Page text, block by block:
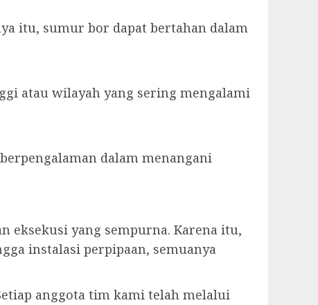
itu, sumur bor dapat bertahan dalam
atau wilayah yang sering mengalami
dalam menangani
eksekusi yang sempurna. Karena itu,
instalasi perpipaan, semuanya
anggota tim kami telah melalui